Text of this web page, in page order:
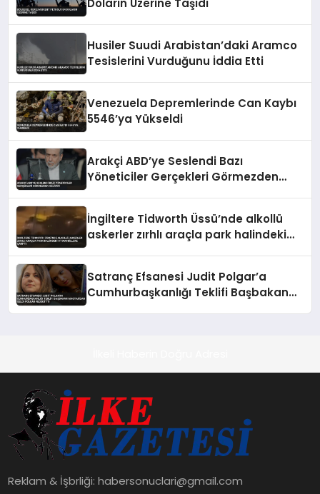
Doların Üzerine Taşıdı
Husiler Suudi Arabistan’daki Aramco
Tesislerini Vurduğunu İddia Etti
Venezuela Depremlerinde Can Kaybı
5546’ya Yükseldi
Arakçi ABD’ye Seslendi Bazı
Yöneticiler Gerçekleri Görmezden
İngiltere Tidworth Üssü’nde alkollü
askerler zırhlı araçla park halindeki
Satranç Efsanesi Judit Polgar’a
Cumhurbaşkanlığı Teklifi Başbakan
Reklam & İşbrliği:habersonuclari@gmail.com